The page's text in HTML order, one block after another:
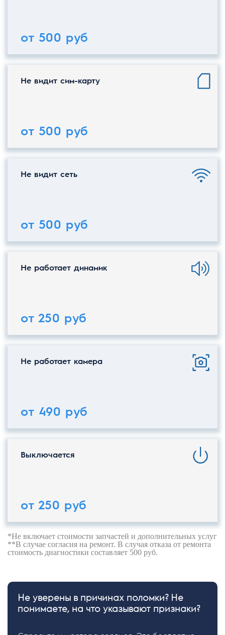
от 500 руб
Не видит сим-карту
от 500 руб
Не видит сеть
от 500 руб
Не работает динамик
от 250 руб
Не работает камера
от 490 руб
Выключается
от 250 руб
*Не включает стоимости запчастей и дополнительных услуг
**В случае согласия на ремонт. В случая отказа от ремонта
стоимость диагностики составляет 500 руб.
Не уверены в причинах поломки? Не
понимаете, на что указывают признаки?